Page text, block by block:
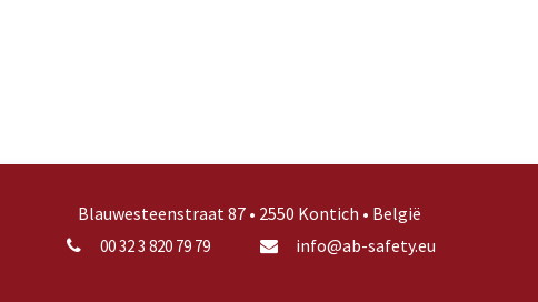
Blauwesteenstraat 87 • 2550 Kontich • België
00 32 3 820 79 79 info@ab-safety.eu